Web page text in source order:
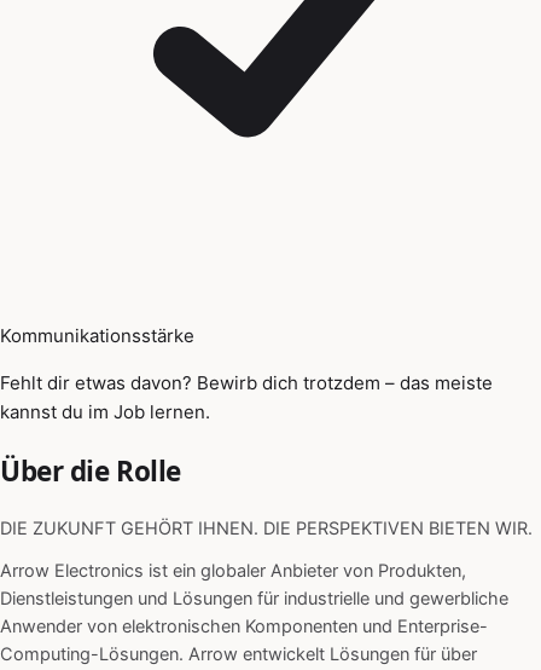
Kommunikationsstärke
Fehlt dir etwas davon? Bewirb dich trotzdem – das meiste
kannst du im Job lernen.
Über die Rolle
DIE ZUKUNFT GEHÖRT IHNEN. DIE PERSPEKTIVEN BIETEN WIR.
Arrow Electronics ist ein globaler Anbieter von Produkten,
Dienstleistungen und Lösungen für industrielle und gewerbliche
Anwender von elektronischen Komponenten und Enterprise-
Computing-Lösungen. Arrow entwickelt Lösungen für über